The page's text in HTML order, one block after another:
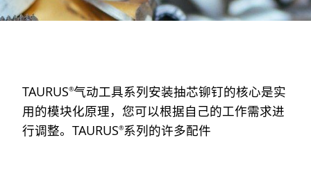
TAURUS®气动工具系列安装抽芯铆钉的核心是实
用的模块化原理，您可以根据自己的工作需求进
行调整。TAURUS®系列的许多配件